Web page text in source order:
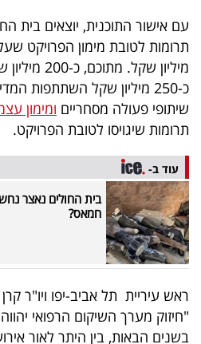
דרושים
ניוזלטרים
מייל
אדום
פרסמו
באייס
עקבו
עם אישור התוכנית, יוצאים בית
מיליון שקל.
שיתופי פעולה מסחריים ומימון
תרומות שיגויסו לטובת הפרויקט.
עוד ב-
בית החולים נאצר
חמאס?
ראש עיריית תל אביב-יפו ויו"ר
"חיזוק מערך השיקום הרפואי